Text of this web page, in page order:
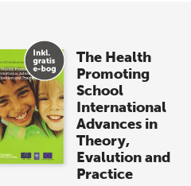
The Health
Promoting
School
International
Advances in
Theory,
Evalution and
Practice